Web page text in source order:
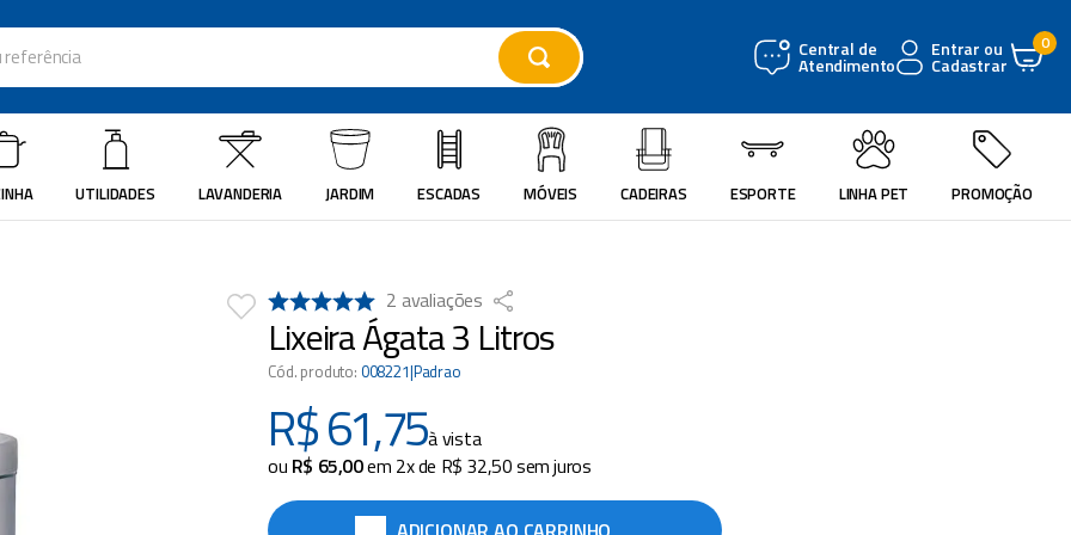
Central de
Atendimento
Entrar ou
Cadastrar
0
UTILIDADES LAVANDERIA JARDIM ESCADAS MÓVEIS CADEIRAS ESPORTE LINHA PET PROMOÇÃO
2 avaliações
Lixeira Ágata 3 Litros
Cód. produto: 008221|Padrao
R$61,75à vista
ou R$ 65,00em 2x de R$ 32,50sem juros